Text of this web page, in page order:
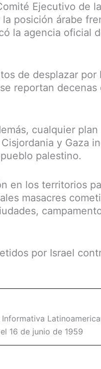
Ejecutivo de
posición árabe
la agencia oficial
de desplazar por
reportan decenas
cualquier
y Gaza
palestino.
en los territorios
masacres
por Israel
16 de junio de 1959